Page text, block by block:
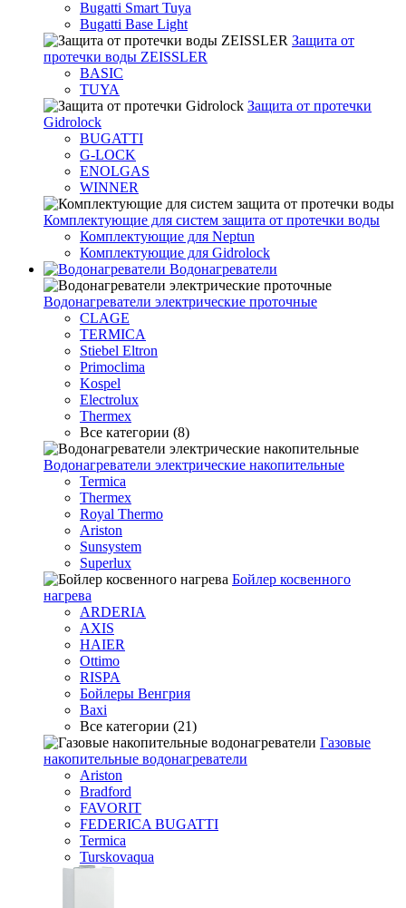
Bugatti Smart Tuya
Bugatti Base Light
Защита от
протечки воды ZEISSLER
BASIC
TUYA
Защита от протечки
Gidrolock
BUGATTI
G-LOCK
ENOLGAS
WINNER
Комплектующие для систем защита от протечки воды
Комплектующие для Neptun
Комплектующие для Gidrolock
Водонагреватели
Водонагреватeли электрические проточные
CLAGE
TERMICA
Stiebel Eltron
Primoclima
Kospel
Electrolux
Thermex
Все категории (8)
Водонагреватели электрические накопительные
Termica
Thermex
Royal Thermo
Ariston
Sunsystem
Superlux
Бойлер косвенного
нагрева
ARDERIA
AXIS
HAIER
Ottimo
RISPA
Бойлеры Венгрия
Baxi
Все категории (21)
Газовые
накопительные водонагреватели
Ariston
Bradford
FAVORIT
FEDERICA BUGATTI
Termica
Turskovaqua